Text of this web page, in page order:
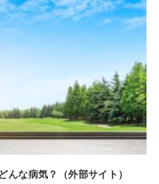
な病気？（外部サイト）